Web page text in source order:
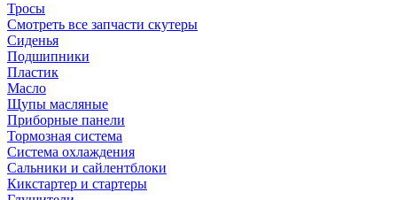
Тросы
Смотреть все запчасти скутеры
Сиденья
Подшипники
Пластик
Масло
Щупы масляные
Приборные панели
Тормозная система
Система охлаждения
Сальники и сайлентблоки
Кикстартер и стартеры